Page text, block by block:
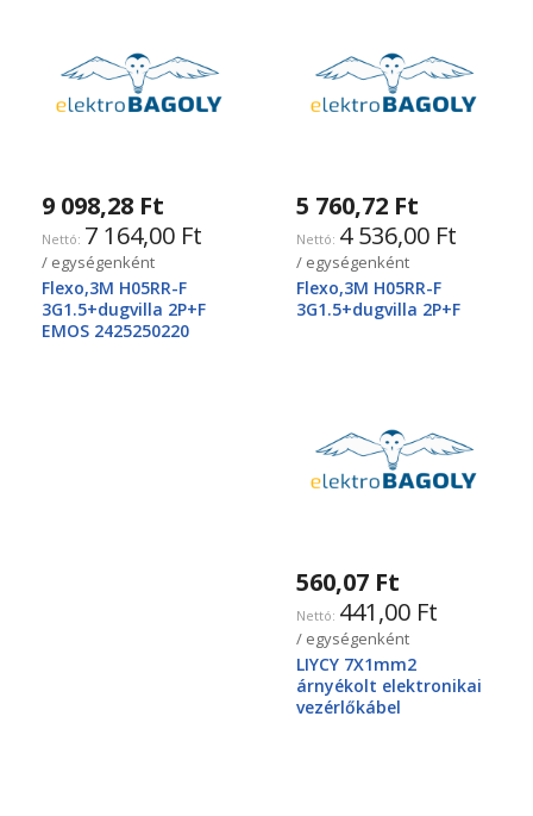
9 098,28 Ft
7 164,00 Ft
/ egységenként
Flexo,3M H05RR-F
3G1.5+dugvilla 2P+F
EMOS 2425250220
5 760,72 Ft
4 536,00 Ft
/ egységenként
Flexo,3M H05RR-F
3G1.5+dugvilla 2P+F
560,07 Ft
441,00 Ft
/ egységenként
LIYCY 7X1mm2
árnyékolt elektronikai
vezérlőkábel